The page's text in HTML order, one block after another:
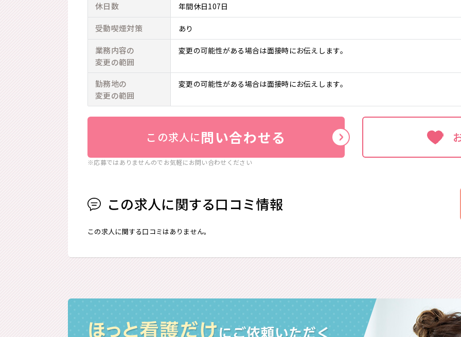
休日数 年間休日107日
受動喫煙対策 あり
業務内容の
変更の範囲
変更の可能性がある場合は面接時にお伝えします。
勤務地の
変更の範囲
変更の可能性がある場合は面接時にお伝えします。
この求人に問い合わせる
※応募ではありませんのでお気軽にお問い合わせください
この求人に関する口コミ情報
この求人に関する口コミはありません。